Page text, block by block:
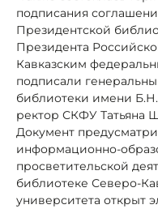
подписания
Президентской
Президента
Кавказским
подписали
библиотеки имени
ректор СКФУ Татьяна
Документ
информационно-
просветительской
библиотеке Северо-
университета открыт